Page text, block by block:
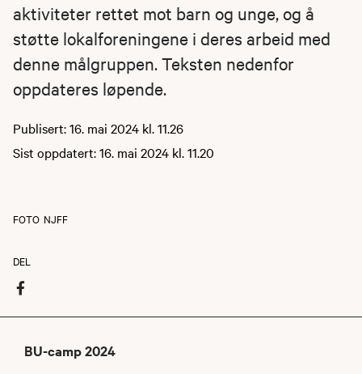
aktiviteter rettet mot barn og unge, og å
støtte lokalforeningene i deres arbeid med
denne målgruppen. Teksten nedenfor
oppdateres løpende.
Publisert: 16. mai 2024 kl. 11.26
Sist oppdatert: 16. mai 2024 kl. 11.20
FOTO NJFF
DEL
BU-camp 2024